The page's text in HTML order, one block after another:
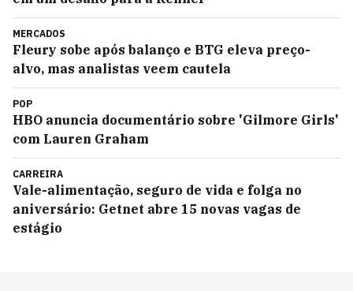
MERCADOS
Fleury sobe após balanço e BTG eleva preço-
alvo, mas analistas veem cautela
POP
HBO anuncia documentário sobre 'Gilmore Girls'
com Lauren Graham
CARREIRA
Vale-alimentação, seguro de vida e folga no
aniversário: Getnet abre 15 novas vagas de
estágio